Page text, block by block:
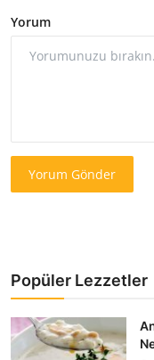
Yorum
Yorum Gönder
Popüler Lezzetler